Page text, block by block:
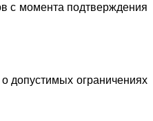
с момента подтверждения
допустимых ограничениях